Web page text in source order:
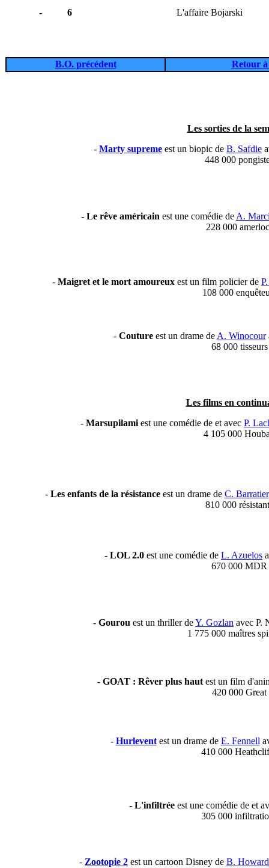
-
6 L'affaire Bojarski
B.O. précédent Retour
Les sorties de la
- Marty supreme est un biopic de B. Safdie
448 000
- Le rêve américain est une comédie de A.
228 000
- Maigret et le mort amoureux est un film policier de
108 000
- Couture est un drame de A. Winocour
68 000 tisseurs
Les films en
- Marsupilami est une comédie de et avec P.
4 105 000
- Les enfants de la résistance est un drame de C. Barratier
810 000
- LOL 2.0 est une comédie de L. Azuelos
670 000 MDR
- Gourou est un thriller deY. Gozlan avec P.
1 775 000 maîtres
- GOAT : Rêver plus haut est un film
420 000 Great
- Hurlevent est un drame de E. Fennell
410 000
- L'infiltrée est une comédie de et
305 000
- Zootopie 2 est un cartoon Disney de B. Howard